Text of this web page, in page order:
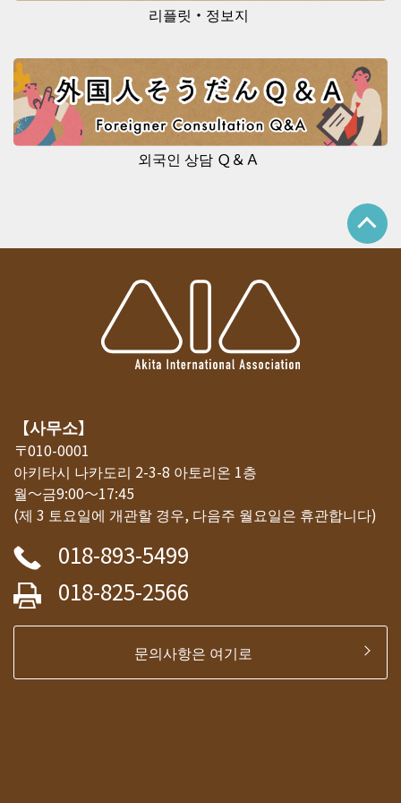
리플릿・정보지
외국인 상담 Ｑ＆Ａ
【사무소】
〒010-0001
아키타시 나카도리 2-3-8 아토리온 1층
월～금9:00～17:45
(제 3 토요일에 개관할 경우, 다음주 월요일은 휴관합니다)
018-893-5499
018-825-2566
문의사항은 여기로